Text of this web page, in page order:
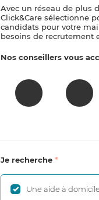
Avec un réseau de plus
Click&Care sélectionne
candidats pour votre
besoins de recrutement
Nos conseillers vous
Je recherche
Une aide à domicile